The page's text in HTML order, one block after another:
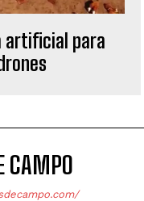
artificial para
CAMPO